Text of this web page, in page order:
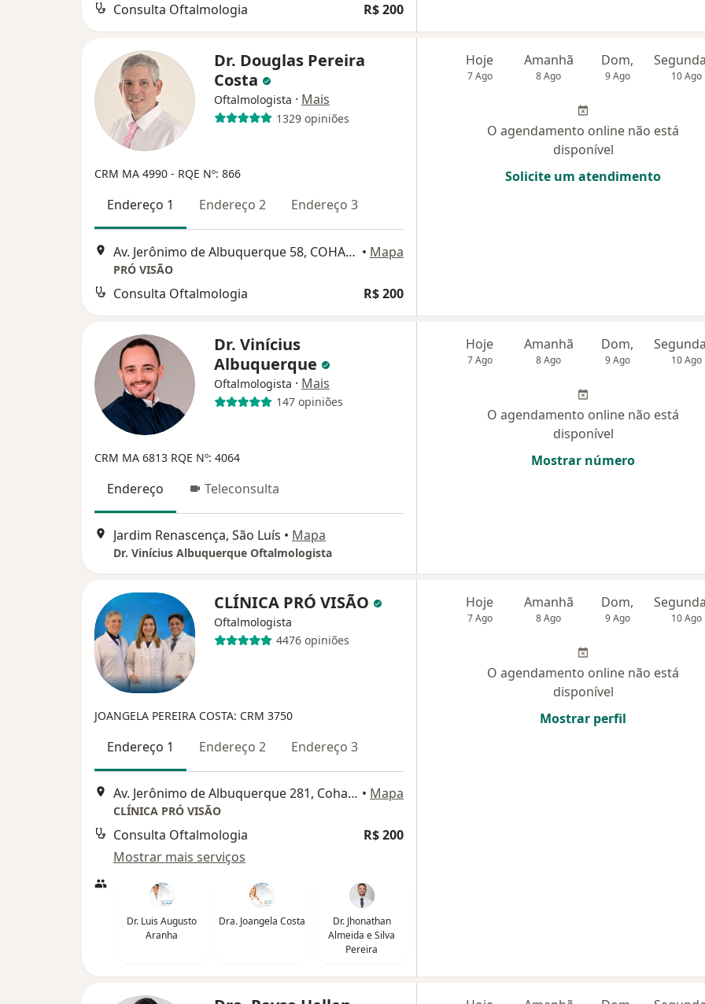
Consulta Oftalmologia R$ 200
Dr. Douglas Pereira
Costa
Oftalmologista · Mais
1329 opiniões
CRM MA 4990 - RQE Nº: 866
Endereço 1 Endereço 2 Endereço 3
Av. Jerônimo de Albuquerque 58, COHAFUMA, São Luiz • Mapa
PRÓ VISÃO
Consulta Oftalmologia R$ 200
Hoje
7 Ago
Amanhã
8 Ago
Dom,
9 Ago 10 Ago
O agendamento online não está
disponível
Solicite um atendimento
Dr. Vinícius
Albuquerque
Oftalmologista · Mais
147 opiniões
CRM MA 6813 RQE Nº: 4064
Endereço Teleconsulta
Jardim Renascença, São Luís • Mapa
Dr. Vinícius Albuquerque Oftalmologista
Hoje
7 Ago
Amanhã
8 Ago
Dom,
9 Ago 10 Ago
O agendamento online não está
disponível
Mostrar número
CLÍNICA PRÓ VISÃO
Oftalmologista
4476 opiniões
JOANGELA PEREIRA COSTA: CRM 3750
Endereço 1 Endereço 2 Endereço 3
Av. Jerônimo de Albuquerque 281, Cohab Anil, São Luís • Mapa
CLÍNICA PRÓ VISÃO
Consulta Oftalmologia
R$ 200
Mostrar mais serviços
Dr. Luis Augusto
Aranha
Dra. Joangela Costa
Dr. Jhonathan
Almeida e Silva
Pereira
Hoje
7 Ago
Amanhã
8 Ago
Dom,
9 Ago 10 Ago
O agendamento online não está
disponível
Mostrar perfil